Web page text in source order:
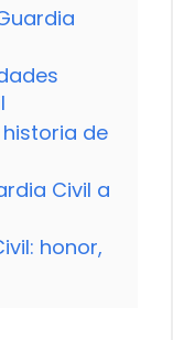
de
Civil a
honor,